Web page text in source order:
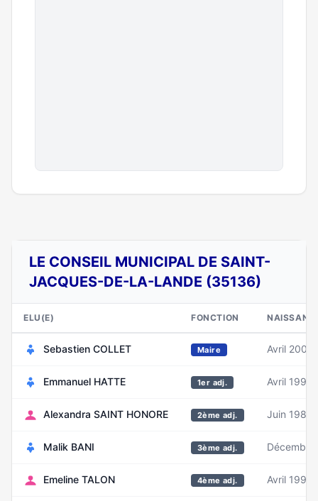
LE CONSEIL MUNICIPAL DE SAINT-
JACQUES-DE-LA-LANDE (35136)
ELU(E) FONCTION
Sebastien COLLET Maire Avril 2001
Emmanuel HATTE 1er adj. Avril 1996
Alexandra SAINT HONORE 2ème adj. Juin 1980
Malik BANI 3ème adj. Décembre
Emeline TALON 4ème adj. Avril 1992